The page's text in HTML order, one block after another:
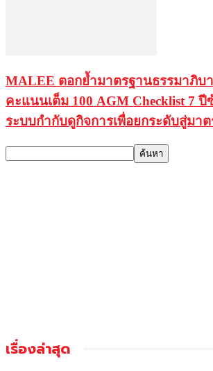
MALEE ตอกย้ำมาตรฐานธรรมาภิบ
คะแนนเต็ม 100 AGM Checklist 7
ระบบกำกับดูกิจการเพื่อยกระดับสู่มา
เรื่องล่าสุด